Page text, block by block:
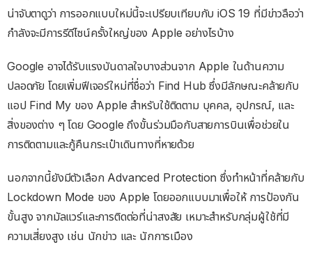
น่าจับตาดูว่า การออกแบบใหม่นี้จะเปรียบเทียบกับ iOS 19 ที่มีข่าวลือว่า
กำลังจะมีการรีดีไซน์ครั้งใหญ่ของ Apple อย่างไรบ้าง
Google อาจได้รับแรงบันดาลใจบางส่วนจาก Apple ในด้านความ
ปลอดภัย โดยเพิ่มฟีเจอร์ใหม่ที่ชื่อว่า Find Hub ซึ่งมีลักษณะคล้ายกับ
แอป Find My ของ Apple สำหรับใช้ติดตาม บุคคล, อุปกรณ์, และ
สิ่งของต่าง ๆ โดย Google ถึงขั้นร่วมมือกับสายการบินเพื่อช่วยใน
การติดตามและกู้คืนกระเป๋าเดินทางที่หายด้วย
นอกจากนี้ยังมีตัวเลือก Advanced Protection ซึ่งทำหน้าที่คล้ายกับ
Lockdown Mode ของ Apple โดยออกแบบมาเพื่อให้ การป้องกัน
ขั้นสูง จากมัลแวร์และการติดต่อที่น่าสงสัย เหมาะสำหรับกลุ่มผู้ใช้ที่มี
ความเสี่ยงสูง เช่น นักข่าว และ นักการเมือง